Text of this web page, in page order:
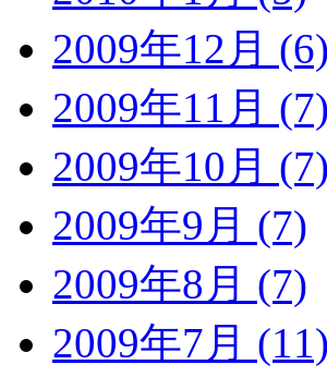
2009年12月 (6)
2009年11月 (7)
2009年10月 (7)
2009年9月 (7)
2009年8月 (7)
2009年7月 (11)